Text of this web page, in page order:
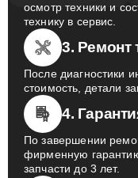
осмотр техники и
технику в сервис.
3. Ремонт
После диагностики
стоимость, детали
4.
По завершении
фирменную
запчасти до 3 лет.